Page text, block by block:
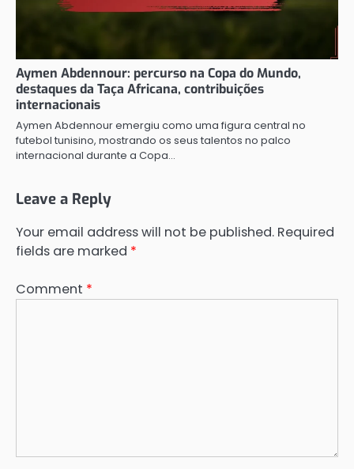
Aymen Abdennour: percurso na Copa do Mundo,
destaques da Taça Africana, contribuições
internacionais
Aymen Abdennour emergiu como uma figura central no
futebol tunisino, mostrando os seus talentos no palco
internacional durante a Copa…
Leave a Reply
Your email address will not be published. Required
fields are marked *
Comment *